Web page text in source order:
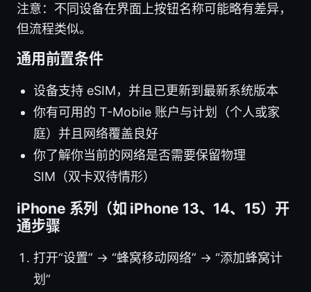
注意：不同设备在界面上按钮名称可能略有差异，
但流程类似。
通用前置条件
设备支持 eSIM，并且已更新到最新系统版本
你有可用的 T-Mobile 账户与计划（个人或家
庭）并且网络覆盖良好
你了解你当前的网络是否需要保留物理
SIM（双卡双待情形）
iPhone 系列（如 iPhone 13、14、15）开
通步骤
打开“设置” -> “蜂窝移动网络” -> “添加蜂窝计
划”